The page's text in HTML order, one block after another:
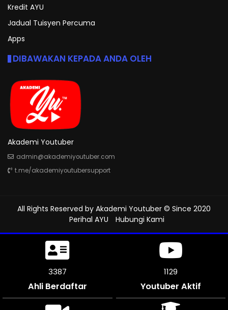
Kredit AYU
Jadual Tuisyen Percuma
Apps
DIBAWAKAN KEPADA ANDA OLEH
Akademi Youtuber
admin@akademiyoutuber.com
t.me/akademiyoutubersupport
All Rights Reserved by Akademi Youtuber © Since 2020
Perihal AYU
Hubungi Kami
3819
Ahli Berdaftar
1273
Youtuber Aktif